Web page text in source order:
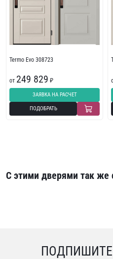
Termo Evo 308723
от 249 829 ₽
ЗАЯВКА НА РАСЧЕТ
ПОДОБРАТЬ
С этими дверями так же